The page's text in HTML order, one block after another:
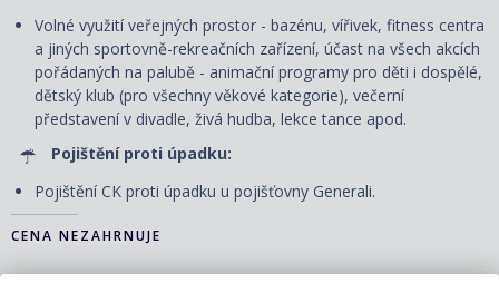
Volné využití veřejných prostor - bazénu, vířivek, fitness centra
a jiných sportovně-rekreačních zařízení, účast na všech akcích
pořádaných na palubě - animační programy pro děti i dospělé,
dětský klub (pro všechny věkové kategorie), večerní
představení v divadle, živá hudba, lekce tance apod.
Pojištění proti úpadku:
Pojištění CK proti úpadku u pojišťovny Generali.
CENA NEZAHRNUJE